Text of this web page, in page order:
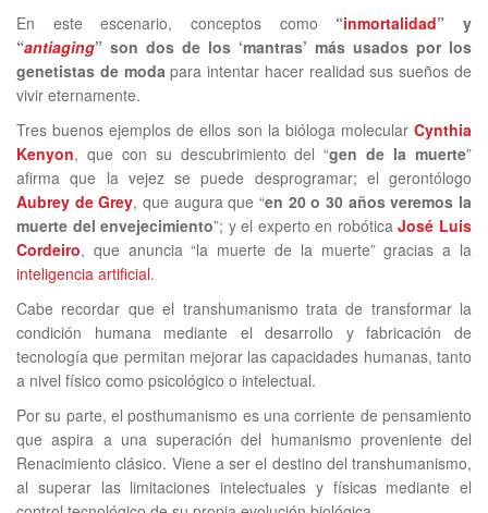
En este escenario, conceptos como “inmortalidad” y
“antiaging” son dos de los ‘mantras’ más usados por los
genetistas de moda para intentar hacer realidad sus sueños de
vivir eternamente.
Tres buenos ejemplos de ellos son la bióloga molecular Cynthia
Kenyon, que con su descubrimiento del “gen de la muerte”
afirma que la vejez se puede desprogramar; el gerontólogo
Aubrey de Grey, que augura que “en 20 o 30 años veremos la
muerte del envejecimiento”; y el experto en robóticaJosé Luis
Cordeiro, que anuncia “la muerte de la muerte” gracias a la
inteligencia artificial.
Cabe recordar que el transhumanismo trata de transformar la
condición humana mediante el desarrollo y fabricación de
tecnología que permitan mejorar las capacidades humanas, tanto
a nivel físico como psicológico o intelectual.
Por su parte, el posthumanismo es una corriente de pensamiento
que aspira a una superación del humanismo proveniente del
Renacimiento clásico. Viene a ser el destino del transhumanismo,
al superar las limitaciones intelectuales y físicas mediante el